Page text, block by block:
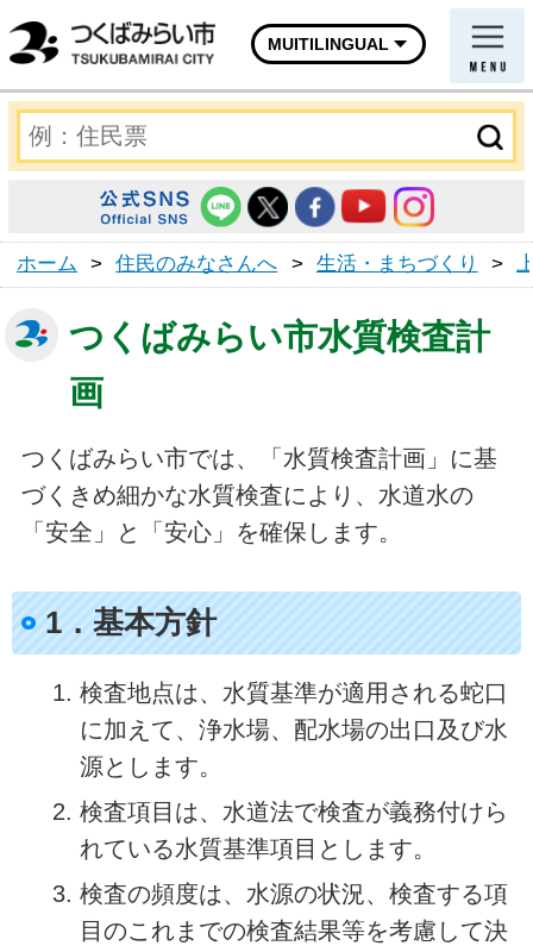
MUITILINGUAL
ホーム > 住民のみなさんへ > 生活・まちづくり >
つくばみらい市水質検査計
画
つくばみらい市では、「水質検査計画」に基
づくきめ細かな水質検査により、水道水の
「安全」と「安心」を確保します。
1．基本方針
検査地点は、水質基準が適用される蛇口
に加えて、浄水場、配水場の出口及び水
源とします。
検査項目は、水道法で検査が義務付けら
れている水質基準項目とします。
検査の頻度は、水源の状況、検査する項
目のこれまでの検査結果等を考慮して決